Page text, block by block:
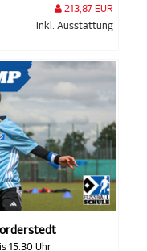
213,87 EUR
inkl. Ausstattung
15.30 Uhr